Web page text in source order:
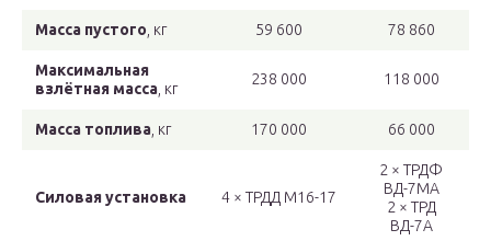
Масса пустого , кг 59 600 78 860
Максимальная
взлётная масса , кг
238 000 118 000
Масса топлива , кг 170 000 66 000
Силовая установка 4 × ТРДД М16-17
2 × ТРДФ
ВД-7МА
2 × ТРД
ВД-7А